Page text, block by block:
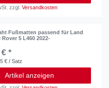
zzgl.Versandkosten
Fußmatten passend für Land
5 L460 2022-
€ *
€ / Satz
Artikel anzeigen